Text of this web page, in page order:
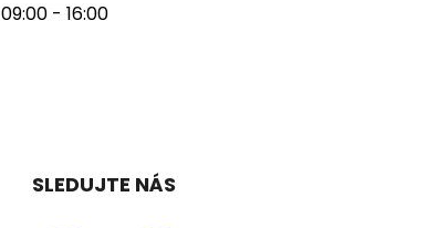
09:00 - 16:00
SLEDUJTE NÁS